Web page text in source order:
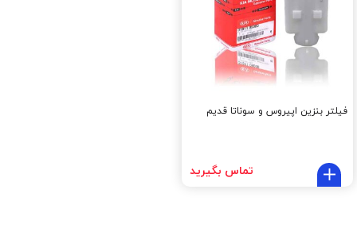
فیلتر بنزین اپیروس و سوناتا قدیم
تماس بگیرید